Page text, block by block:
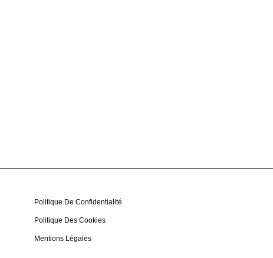
Politique De Confidentialité
Politique Des Cookies
Mentions Légales